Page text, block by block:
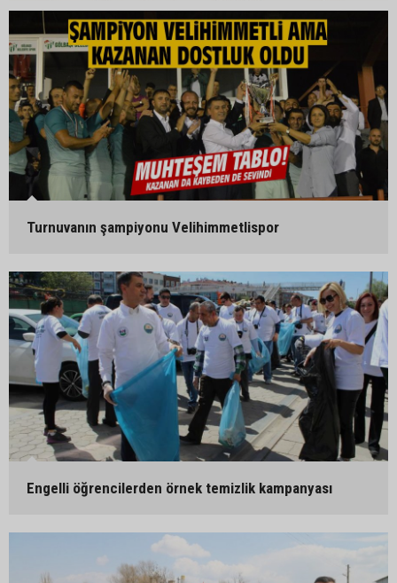
Turnuvanın şampiyonu Velihimmetlispor
Engelli öğrencilerden örnek temizlik kampanyası